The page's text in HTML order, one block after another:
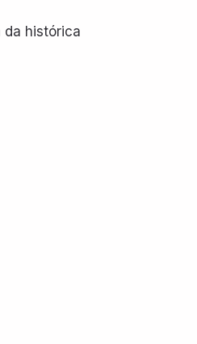
da histórica